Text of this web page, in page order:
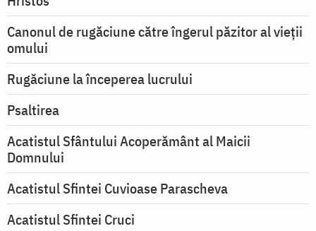
Canonul de rugăciune către îngerul păzitor al vieții
omului
Rugăciune la începerea lucrului
Psaltirea
Acatistul Sfântului Acoperământ al Maicii
Domnului
Acatistul Sfintei Cuvioase Parascheva
Acatistul Sfintei Cruci